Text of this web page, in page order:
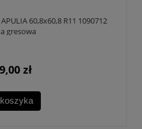
60,8x60,8 R11 1090712
gresowa
zł